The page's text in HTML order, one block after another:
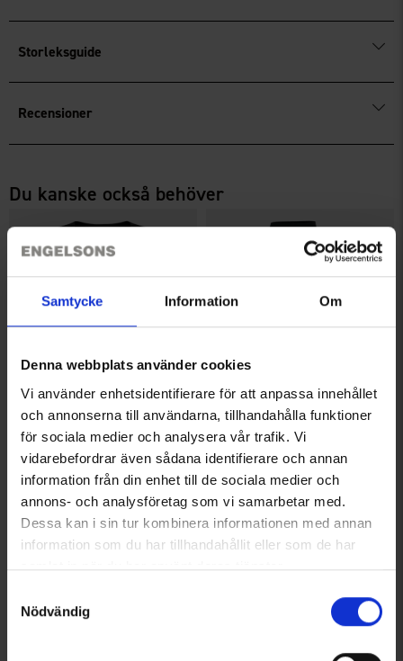
Samtycke Information Om
Denna webbplats använder cookies
Vi använder enhetsidentifierare för att anpassa innehållet
och annonserna till användarna, tillhandahålla funktioner
för sociala medier och analysera vår trafik. Vi
vidarebefordrar även sådana identifierare och annan
information från din enhet till de sociala medier och
annons- och analysföretag som vi samarbetar med.
Dessa kan i sin tur kombinera informationen med annan
information som du har tillhandahållit eller som de har
samlat in när du har använt deras tjänster.
Nödvändig
Storleksguide
Recensioner
Du kanske också behöver
Topp Active Relaxed Dam
Från99 kr
Vindtights Active Dam
349 kr
Liknande produkter